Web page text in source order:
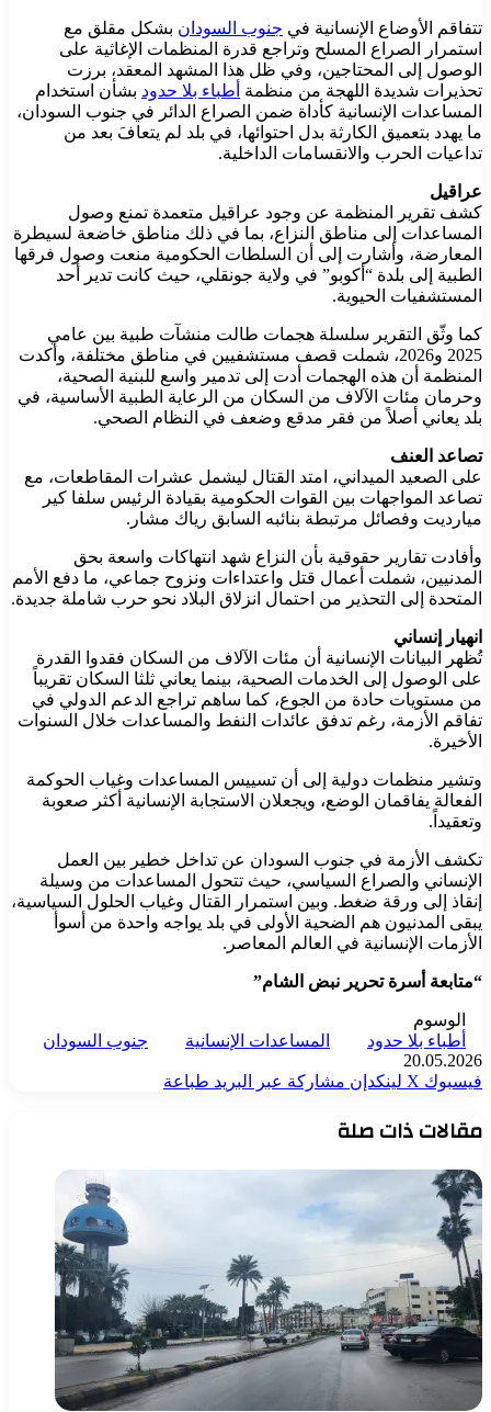
تتفاقم الأوضاع الإنسانية في جنوب السودان بشكل مقلق مع
استمرار الصراع المسلح وتراجع قدرة المنظمات الإغاثية على
الوصول إلى المحتاجين، وفي ظل هذا المشهد المعقد، برزت
تحذيرات شديدة اللهجة من منظمة أطباء بلا حدود بشأن استخدام
المساعدات الإنسانية كأداة ضمن الصراع الدائر في جنوب السودان،
ما يهدد بتعميق الكارثة بدل احتوائها، في بلد لم يتعافَ بعد من
تداعيات الحرب والانقسامات الداخلية.
عراقيل
كشف تقرير المنظمة عن وجود عراقيل متعمدة تمنع وصول
المساعدات إلى مناطق النزاع، بما في ذلك مناطق خاضعة لسيطرة
المعارضة، وأشارت إلى أن السلطات الحكومية منعت وصول فرقها
الطبية إلى بلدة “أكوبو” في ولاية جونقلي، حيث كانت تدير أحد
المستشفيات الحيوية.
كما وثّق التقرير سلسلة هجمات طالت منشآت طبية بين عامي
2025 و2026، شملت قصف مستشفيين في مناطق مختلفة، وأكدت
المنظمة أن هذه الهجمات أدت إلى تدمير واسع للبنية الصحية،
وحرمان مئات الآلاف من السكان من الرعاية الطبية الأساسية، في
بلد يعاني أصلاً من فقر مدقع وضعف في النظام الصحي.
تصاعد العنف
على الصعيد الميداني، امتد القتال ليشمل عشرات المقاطعات، مع
تصاعد المواجهات بين القوات الحكومية بقيادة الرئيس سلفا كير
ميارديت وفصائل مرتبطة بنائبه السابق رياك مشار.
وأفادت تقارير حقوقية بأن النزاع شهد انتهاكات واسعة بحق
المدنيين، شملت أعمال قتل واعتداءات ونزوح جماعي، ما دفع الأمم
المتحدة إلى التحذير من احتمال انزلاق البلاد نحو حرب شاملة جديدة.
انهيار إنساني
تُظهر البيانات الإنسانية أن مئات الآلاف من السكان فقدوا القدرة
على الوصول إلى الخدمات الصحية، بينما يعاني ثلثا السكان تقريباً
من مستويات حادة من الجوع، كما ساهم تراجع الدعم الدولي في
تفاقم الأزمة، رغم تدفق عائدات النفط والمساعدات خلال السنوات
الأخيرة.
وتشير منظمات دولية إلى أن تسييس المساعدات وغياب الحوكمة
الفعالة يفاقمان الوضع، ويجعلان الاستجابة الإنسانية أكثر صعوبة
وتعقيداً.
تكشف الأزمة في جنوب السودان عن تداخل خطير بين العمل
الإنساني والصراع السياسي، حيث تتحول المساعدات من وسيلة
إنقاذ إلى ورقة ضغط. وبين استمرار القتال وغياب الحلول السياسية،
يبقى المدنيون هم الضحية الأولى في بلد يواجه واحدة من أسوأ
الأزمات الإنسانية في العالم المعاصر.
“متابعة أسرة تحرير نبض الشام”
الوسوم
أطباء بلا حدود
المساعدات الإنسانية
جنوب السودان
20.05.2026
فيسبوك ‫X لينكدإن مشاركة عبر البريد طباعة
مقالات ذات صلة